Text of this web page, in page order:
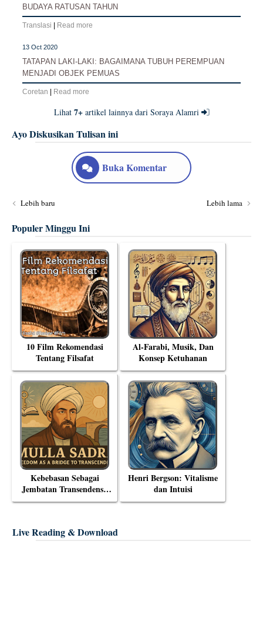
BUDAYA RATUSAN TAHUN
Translasi | Read more
13 Oct 2020
TATAPAN LAKI-LAKI: BAGAIMANA TUBUH PEREMPUAN
MENJADI OBJEK PEMUAS
Coretan | Read more
Lihat 7+artikel lainnya dari Soraya Alamri
Ayo Diskusikan Tulisan ini
Buka Komentar
Lebih baru Lebih lama
Populer Minggu Ini
10 Film Rekomendasi
Tentang Filsafat
Al-Farabi, Musik, Dan
Konsep Ketuhanan
Kebebasan Sebagai
Jembatan Transendensi:
Menyelami Filsafat
Henri Bergson: Vitalisme
dan Intuisi
Live Reading & Download